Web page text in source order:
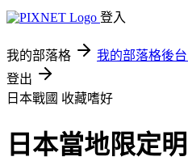
登入
我的部落格 我的部落格後台
登出
日本戰國 收藏嗜好
日本當地限定